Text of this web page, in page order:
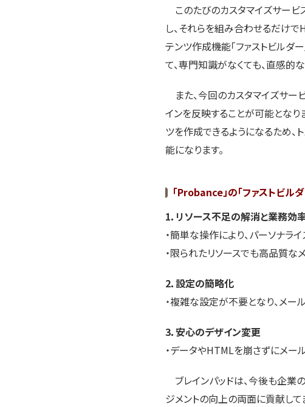
このたびのカスタマイズサービ
し、それらを組み合わせるだけ
テンツ作成機能「ファストビルダ
て、専門知識がなくても、直感的
また、今回のカスタマイズサー
インを反映することが可能となり
ツを作成できるようになるため
能になります。
「Probance」の「ファストビル
1．リソース不足の解消と業務効
・簡単な操作により、パーソナラ
・限られたリソースでも高品質な
2．設定の簡略化
・複雑な設定が不要となり、メー
3．安心のデザイン変更
・データやHTMLを崩さずにメー
ブレインパッドは、今後も企業
ジメントの向上の両面に貢献して